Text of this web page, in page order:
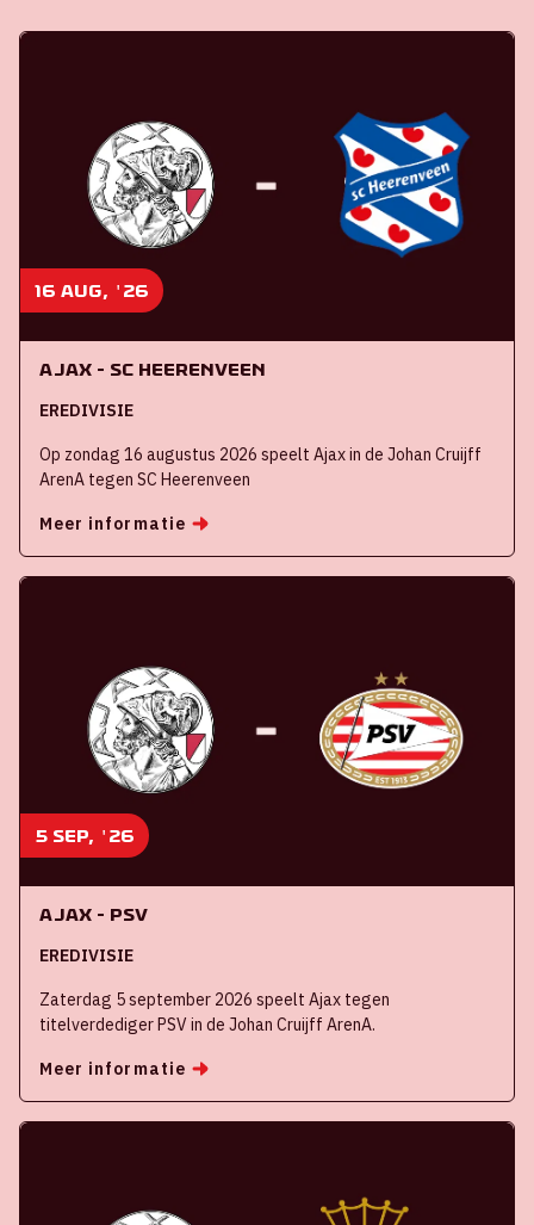
16 aug, '26
Ajax - SC Heerenveen
EREDIVISIE
Op zondag 16 augustus 2026 speelt Ajax in de Johan Cruijff
ArenA tegen SC Heerenveen
Meer informatie
5 sep, '26
Ajax - PSV
EREDIVISIE
Zaterdag 5 september 2026 speelt Ajax tegen
titelverdediger PSV in de Johan Cruijff ArenA.
Meer informatie